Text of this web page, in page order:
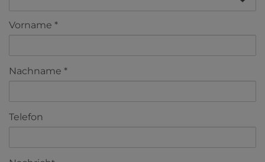
Vorname
Nachname
Telefon